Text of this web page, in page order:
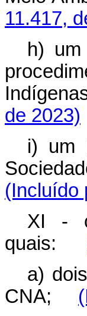
11.417,
h)
de 2023)
i) um
(Incluído
XI -
quais:
a)
CNA;